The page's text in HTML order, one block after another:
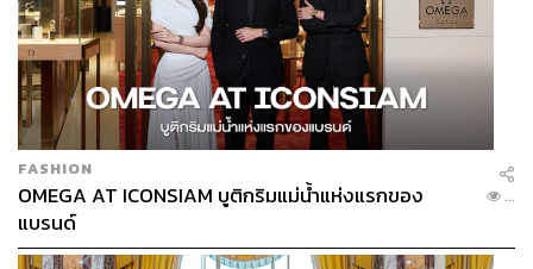
FASHION
OMEGA AT ICONSIAM บูติกริมแม่น้ำแห่งแรกของ
แบรนด์
...